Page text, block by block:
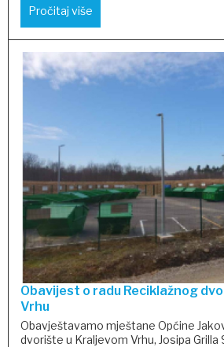
Pročitaj više
Obavijest o radu Reciklažnog
Vrhu
Obavještavamo mještane Općine
dvorište u Kraljevom Vrhu, Josipa Grilla